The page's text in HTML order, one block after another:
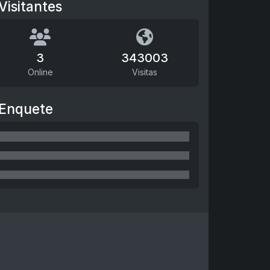
3
Online
343003
Visitas